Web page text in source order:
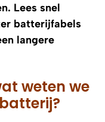
Lees snel
batterijfabels
langere
weten we